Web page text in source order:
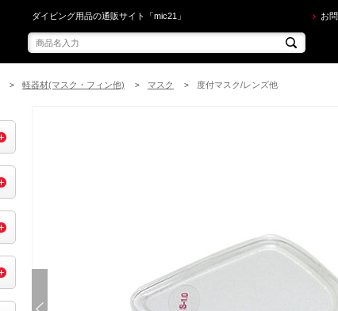
mic21で[ アクアラング ] AQUALUNG オプティカルレンズ [ マイスター/ヴァ
ダイビング用品の通販サイト「mic21」 お
> 軽器材(マスク・フィン他) > マスク > 度付マスク/レンズ他